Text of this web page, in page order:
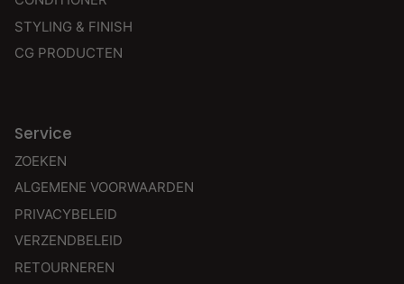
STYLING & FINISH
CG PRODUCTEN
Service
ZOEKEN
ALGEMENE VOORWAARDEN
PRIVACYBELEID
VERZENDBELEID
RETOURNEREN